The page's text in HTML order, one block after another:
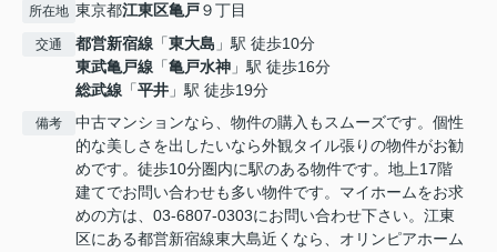
所在地 東京都江東区亀戸９丁目
交通 都営新宿線 「東大島 」駅 徒歩10分
東武亀戸線 「亀戸水神 」駅 徒歩16分
総武線 「平井 」駅 徒歩19分
備考
中古マンションなら、物件の購入もスムーズです。個性
的な美しさを出したいなら外観タイル張りの物件がお勧
めです。徒歩10分圏内に駅のある物件です。地上17階
建てでお問い合わせも多い物件です。マイホームをお求
めの方は、03-6807-0303にお問い合わせ下さい。江東
区にある都営新宿線東大島近くなら、オリンピアホーム